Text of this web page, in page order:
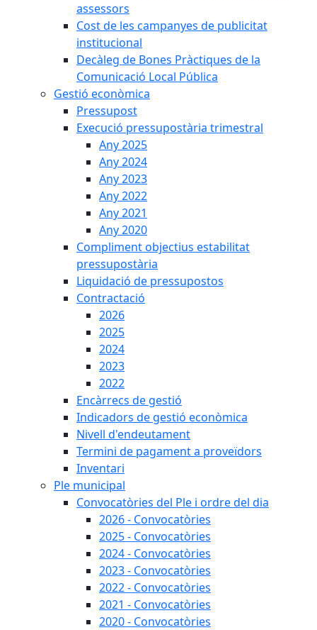
assessors
Cost de les campanyes de publicitat
institucional
Decàleg de Bones Pràctiques de la
Comunicació Local Pública
Gestió econòmica
Pressupost
Execució pressupostària trimestral
Any 2025
Any 2024
Any 2023
Any 2022
Any 2021
Any 2020
Compliment objectius estabilitat
pressupostària
Liquidació de pressupostos
Contractació
2026
2025
2024
2023
2022
Encàrrecs de gestió
Indicadors de gestió econòmica
Nivell d'endeutament
Termini de pagament a proveïdors
Inventari
Ple municipal
Convocatòries del Ple i ordre del dia
2026 - Convocatòries
2025 - Convocatòries
2024 - Convocatòries
2023 - Convocatòries
2022 - Convocatòries
2021 - Convocatòries
2020 - Convocatòries